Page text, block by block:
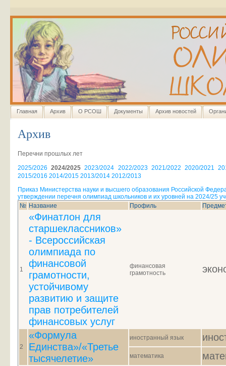
Главная Архив О РСОШ Документы Архив новостей
Архив
Перечни прошлых лет
2025/2026 2024/2025 2023/2024 2022/2023 2021/2022 2020/2021
2015/2016 2014/2015 2013/2014 2012/2013
Приказ Министерства науки и высшего образования Российской
утверждении перечня олимпиад школьников и их уровней на 2024/25
№ Название Профиль
1
«Финатлон для
старшеклассников»
- Всероссийская
олимпиада по
финансовой
грамотности,
устойчивому
развитию и защите
прав потребителей
финансовых услуг
финансовая
грамотность
2
«Формула
Единства»/«Третье
тысячелетие»
иностранный язык
математика